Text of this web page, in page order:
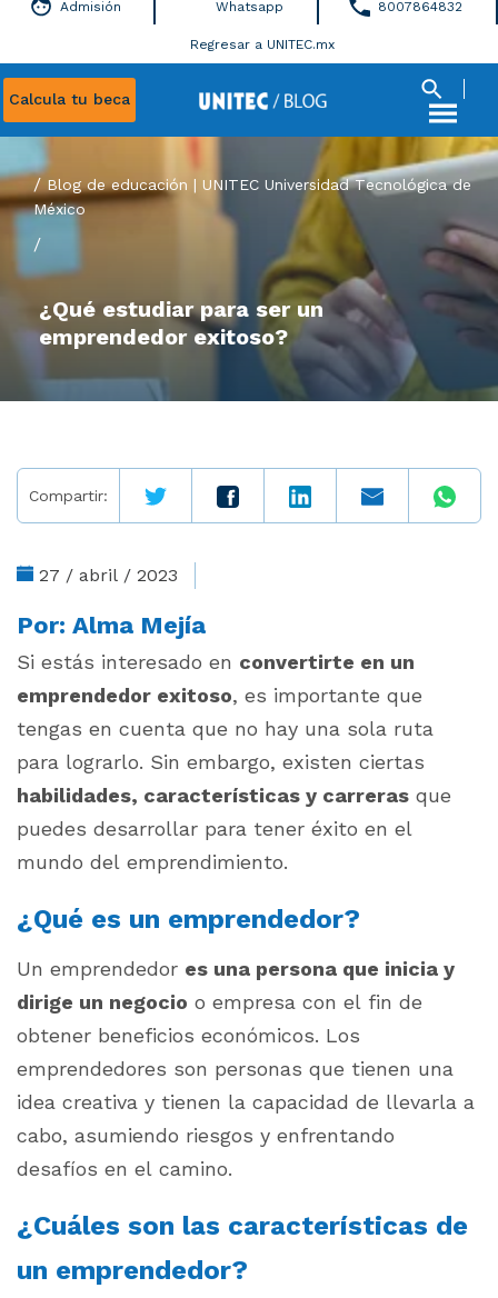
Calcula tu beca
Admisión Whatsapp 8007864832
Regresar a UNITEC.mx
Blog de educación | UNITEC Universidad Tecnológica de
México
/
¿Qué estudiar para ser un
emprendedor exitoso?
Compartir:
27 / abril / 2023
Por: Alma Mejía
Si estás interesado en convertirte en un
emprendedor exitoso, es importante que
tengas en cuenta que no hay una sola ruta
para lograrlo. Sin embargo, existen ciertas
habilidades, características y carreras que
puedes desarrollar para tener éxito en el
mundo del emprendimiento.
¿Qué es un emprendedor?
Un emprendedor es una persona que inicia y
dirige un negocio o empresa con el fin de
obtener beneficios económicos. Los
emprendedores son personas que tienen una
idea creativa y tienen la capacidad de llevarla a
cabo, asumiendo riesgos y enfrentando
desafíos en el camino.
¿Cuáles son las características de
un emprendedor?